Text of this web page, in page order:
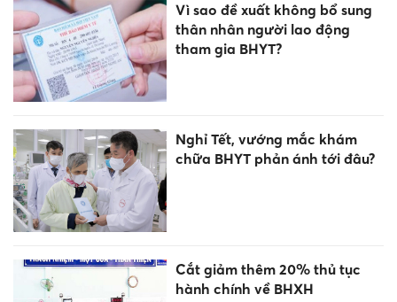
Vì sao đề xuất không bổ sung
thân nhân người lao động
tham gia BHYT?
Nghỉ Tết, vướng mắc khám
chữa BHYT phản ánh tới đâu?
Cắt giảm thêm 20% thủ tục
hành chính về BHXH